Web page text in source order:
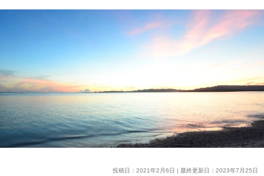
投稿日：2021年2月6日 | 最終更新日：2023年7月25日